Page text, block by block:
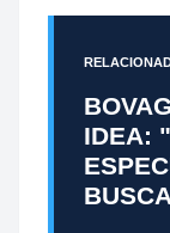
IDEA: